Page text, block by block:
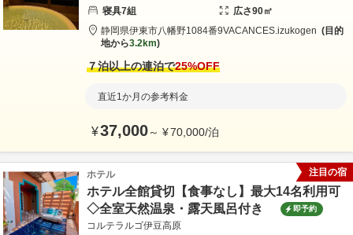
寝具7組 広さ90㎡
静岡県伊東市八幡野1084番9VACANCES.izukogen
目的
地から3.2km
７泊以上の連泊で25%OFF
直近1か月の参考料金
¥37,000～ ¥70,000/泊
ホテル
ホテル全館貸切【食事なし】最大14名利用可
◇全室天然温泉・露天風呂付き
即予約
コルテラルゴ伊豆高原
注目の宿